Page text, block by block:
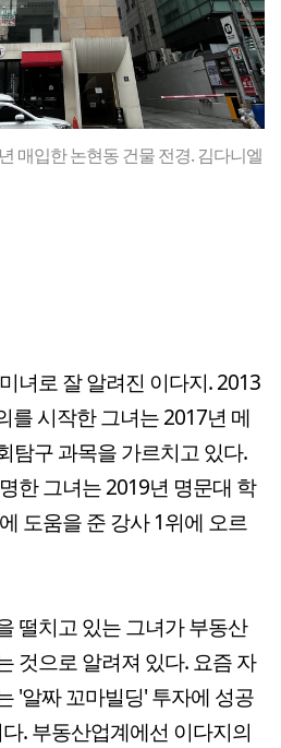
매입한 논현동 건물 전경. 김다니엘
녀로 잘 알려진 이다지. 2013
를 시작한 그녀는 2017년 메
탐구 과목을 가르치고 있다.
한 그녀는 2019년 명문대 학
도움을 준 강사 1위에 오르
떨치고 있는 그녀가 부동산
것으로 알려져 있다. 요즘 자
'알짜 꼬마빌딩' 투자에 성공
. 부동산업계에선 이다지의